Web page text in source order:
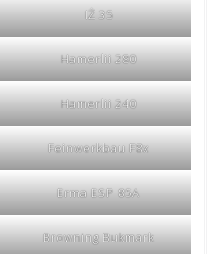
IŻ 35
Hamerlii 280
Hamerlii 240
Feinwerkbau F8x
Erma ESP 85A
Browning Bukmark